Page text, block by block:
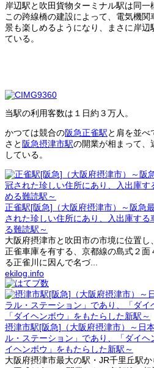
岸辺駅と吹田貨物ターミナル駅は同一
この跨線橋の建設によって、電気機
景も楽しめるようになり、まさに岸辺
ている。
当駅の利用客数は１日約３万人。
かつては競合の阪急正雀駅と肩を並べ
さと 阪急摂津市駅の開業が相まって、
している。
正雀駅[阪急]（大阪府摂津市）～阪急
された珍しい住所にあり、入出庫す
る難読駅～
大阪府摂津市と吹田市の市境に位置し
正雀車庫を有する、京都線の島式２
る正雀川に因んで名づ...
ekilog.info
摂津市駅[阪急]（大阪府摂津市）～日
ル・ステーション」であり、「ダイ
イヘンボウ」をもたらした新駅～
大阪府摂津市最大の駅・JR千里丘駅